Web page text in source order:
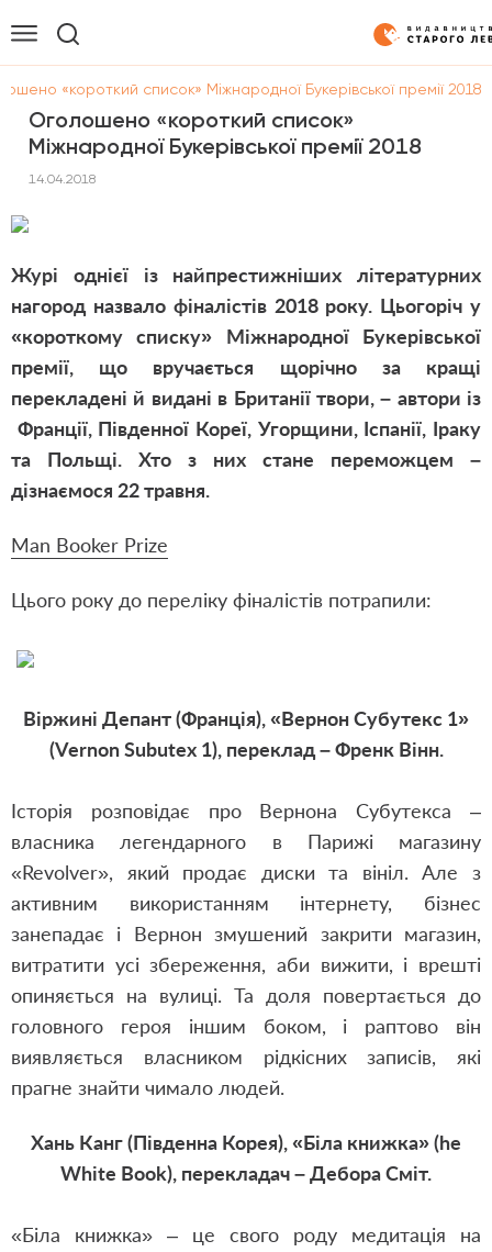
«короткий список» Міжнародної Букерівської премії 2018
Оголошено «короткий список»
Міжнародної Букерівської премії 2018
14.04.2018
Журі однієї із найпрестижніших літературних
нагород назвало фіналістів 2018 року. Цьогоріч у
«короткому списку» Міжнародної Букерівської
премії, що вручається щорічно за кращі
перекладені й видані в Британії твори, – автори із
Франції, Південної Кореї, Угорщини, Іспанії, Іраку
та Польщі. Хто з них стане переможцем –
дізнаємося 22 травня.
Man Booker Prize
Цього року до переліку фіналістів потрапили:
Віржині Депант (Франція), «Вернон Субутекс 1»
(Vernon Subutex 1), переклад – Френк Вінн.
Історія розповідає про Вернона Субутекса –
власника легендарного в Парижі магазину
«Revolver», який продає диски та вініл. Але з
активним використанням інтернету, бізнес
занепадає і Вернон змушений закрити магазин,
витратити усі збереження, аби вижити, і врешті
опиняється на вулиці. Та доля повертається до
головного героя іншим боком, і раптово він
виявляється власником рідкісних записів, які
прагне знайти чимало людей.
Хань Канг (Південна Корея), «Біла книжка» (he
White Book), перекладач – Дебора Сміт.
«Біла книжка» – це свого роду медитація на